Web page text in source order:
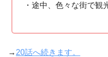
・途中、色々な街で観
→ 20話へ続きます。